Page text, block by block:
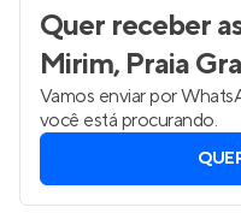
Quer receber
Mirim, Praia
Vamos enviar por
você está procurando.